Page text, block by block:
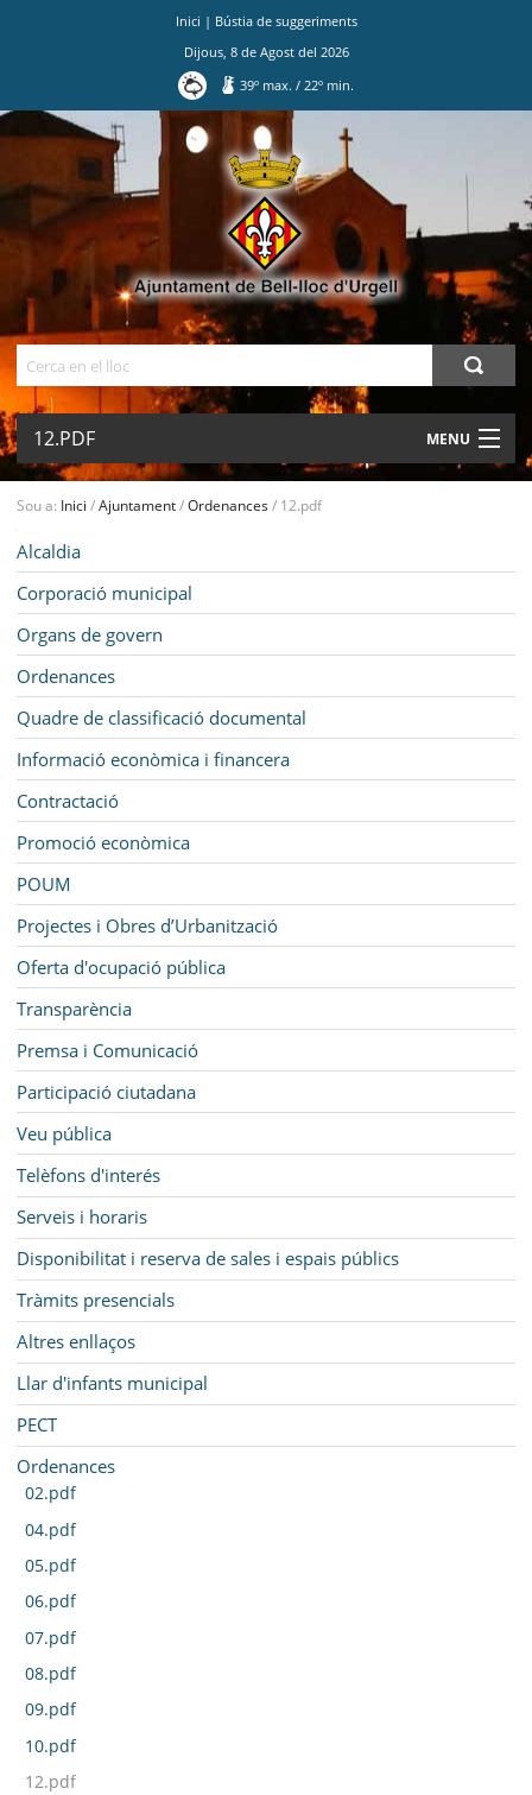
Inici | Bústia de suggeriments
Dijous, 8de Agostdel 2026
39º max./ 22º min.
12.PDF MENU
MUNICIPI
SEU ELECTRÒNICA
BELL-LLOC SOLUCIONA
Sou a: Inici /Ajuntament/Ordenances/ 12.pdf
Alcaldia
Corporació municipal
Organs de govern
Ordenances
Quadre de classificació documental
Informació econòmica i financera
Contractació
Promoció econòmica
POUM
Projectes i Obres d’Urbanització
Oferta d'ocupació pública
Transparència
Premsa i Comunicació
Participació ciutadana
Veu pública
Telèfons d'interés
Serveis i horaris
Disponibilitat i reserva de sales i espais públics
Tràmits presencials
Altres enllaços
Llar d'infants municipal
PECT
Ordenances
02.pdf
04.pdf
05.pdf
06.pdf
07.pdf
08.pdf
09.pdf
10.pdf
12.pdf